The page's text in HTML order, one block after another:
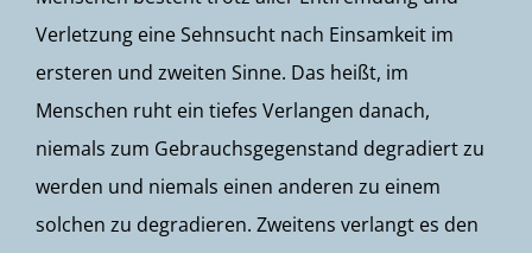
Verletzung eine Sehnsucht nach Einsamkeit im
ersteren und zweiten Sinne. Das heißt, im
Menschen ruht ein tiefes Verlangen danach,
niemals zum Gebrauchsgegenstand degradiert zu
werden und niemals einen anderen zu einem
solchen zu degradieren. Zweitens verlangt es den